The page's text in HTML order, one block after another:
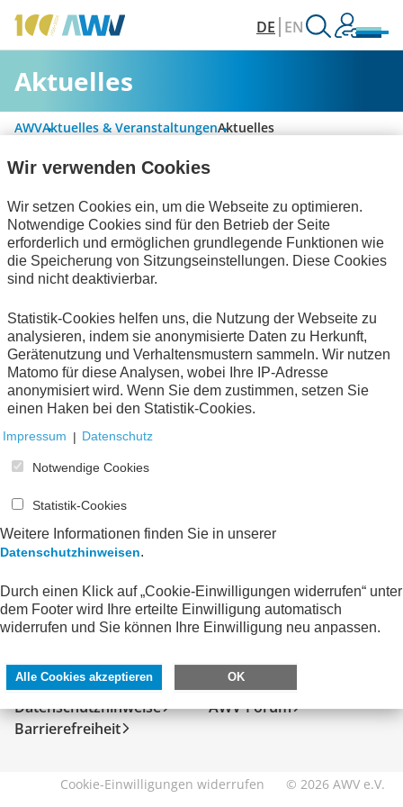
DE EN
Aktuelles
AWVAktuelles & VeranstaltungenAktuelles
Alle Kategorien
Digitalisierung & Modernisierung
Handel und elektronische Kommunikation
Informationswirtschaft
zum Verein
Keine Nachrichten verfügbar.
SERVICE
Kontakt
Impressum
Datenschutzhinweise
Barrierefreiheit
DIREKT ZU
FeRD
eXTra
AWV-Forum
Cookie-Einwilligungen widerrufen © 2026 AWV e.V.
Wir verwenden Cookies
Wir setzen Cookies ein, um die Webseite zu optimieren.
Notwendige Cookies sind für den Betrieb der Seite
erforderlich und ermöglichen grundlegende Funktionen wie
die Speicherung von Sitzungseinstellungen. Diese Cookies
sind nicht deaktivierbar.
Statistik-Cookies helfen uns, die Nutzung der Webseite zu
analysieren, indem sie anonymisierte Daten zu Herkunft,
Gerätenutzung und Verhaltensmustern sammeln. Wir nutzen
Matomo für diese Analysen, wobei Ihre IP-Adresse
anonymisiert wird. Wenn Sie dem zustimmen, setzen Sie
einen Haken bei den Statistik-Cookies.
Impressum | Datenschutz
Notwendige Cookies
Statistik-Cookies
Weitere Informationen finden Sie in unserer
Datenschutzhinweisen.
Durch einen Klick auf „Cookie-Einwilligungen widerrufen“ unter
dem Footer wird Ihre erteilte Einwilligung automatisch
widerrufen und Sie können Ihre Einwilligung neu anpassen.
Alle Cookies akzeptieren OK